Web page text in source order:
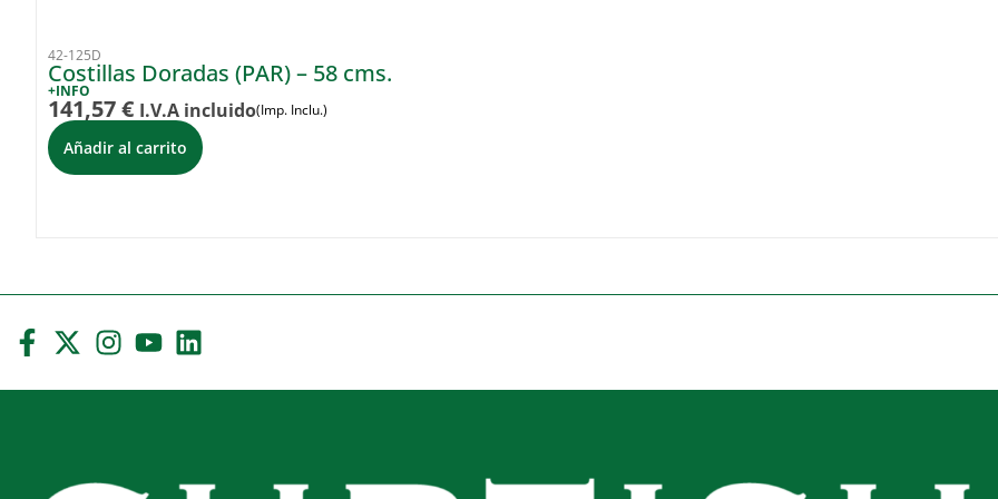
42-125D
Costillas Doradas (PAR) – 58 cms.
+INFO
141,57€ I.V.A incluido(Imp. Inclu.)
Añadir al carrito